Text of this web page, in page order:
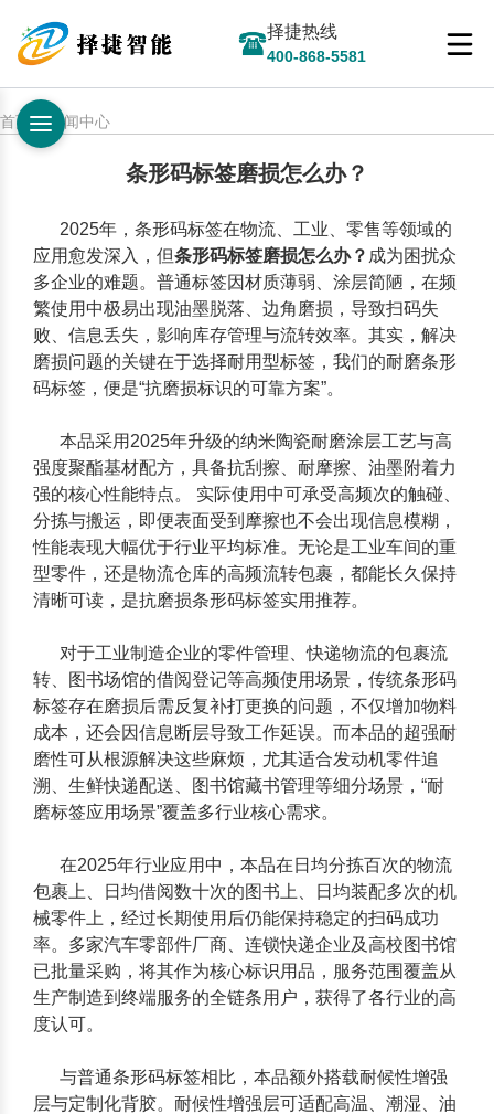
择捷热线
400-868-5581
首页 > 新闻中心
条形码标签磨损怎么办？
2025年，条形码标签在物流、工业、零售等领域的
应用愈发深入，但条形码标签磨损怎么办？ 成为困扰众
多企业的难题。普通标签因材质薄弱、涂层简陋，在频
繁使用中极易出现油墨脱落、边角磨损，导致扫码失
败、信息丢失，影响库存管理与流转效率。其实，解决
磨损问题的关键在于选择耐用型标签，我们的耐磨条形
码标签，便是“抗磨损标识的可靠方案”。
本品采用2025年升级的纳米陶瓷耐磨涂层工艺与高
强度聚酯基材配方，具备抗刮擦、耐摩擦、油墨附着力
强的核心性能特点。 实际使用中可承受高频次的触碰、
分拣与搬运，即便表面受到摩擦也不会出现信息模糊，
性能表现大幅优于行业平均标准。无论是工业车间的重
型零件，还是物流仓库的高频流转包裹，都能长久保持
清晰可读，是抗磨损条形码标签实用推荐。
对于工业制造企业的零件管理、快递物流的包裹流
转、图书场馆的借阅登记等高频使用场景，传统条形码
标签存在磨损后需反复补打更换的问题，不仅增加物料
成本，还会因信息断层导致工作延误。而本品的超强耐
磨性可从根源解决这些麻烦，尤其适合发动机零件追
溯、生鲜快递配送、图书馆藏书管理等细分场景，“耐
磨标签应用场景”覆盖多行业核心需求。
在2025年行业应用中，本品在日均分拣百次的物流
包裹上、日均借阅数十次的图书上、日均装配多次的机
械零件上，经过长期使用后仍能保持稳定的扫码成功
率。多家汽车零部件厂商、连锁快递企业及高校图书馆
已批量采购，将其作为核心标识用品，服务范围覆盖从
生产制造到终端服务的全链条用户，获得了各行业的高
度认可。
与普通条形码标签相比，本品额外搭载耐候性增强
层与定制化背胶。耐候性增强层可适配高温、潮湿、油